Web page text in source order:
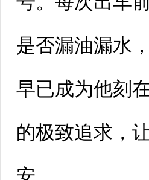
是否漏油漏水
早已成为他刻
的极致追求，